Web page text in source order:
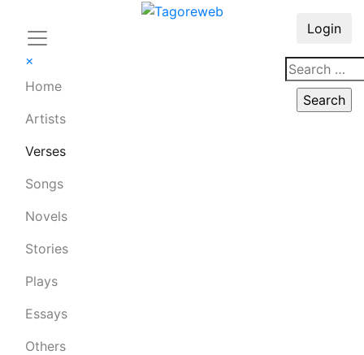
×
Home
Artists
Verses
Songs
Novels
Stories
Plays
Essays
Others
Login